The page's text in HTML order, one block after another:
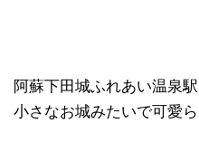
阿蘇下田城ふれあい温泉
小さなお城みたいで可愛ら